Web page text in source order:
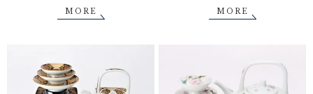
MORE MORE